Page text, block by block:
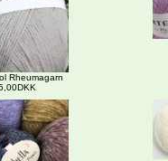
Rheumagarn